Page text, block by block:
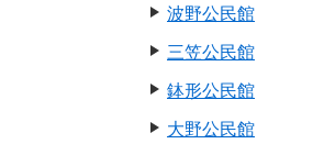
波野公民館
三笠公民館
鉢形公民館
大野公民館